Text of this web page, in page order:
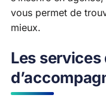
vous permet de
mieux.
Les services